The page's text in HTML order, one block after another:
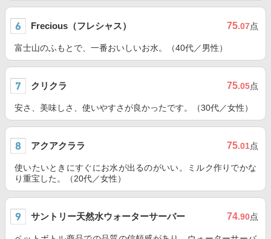
Frecious（フレシャス） 75.07点
富士山のふもとで、一番おいしいお水。（40代／男性）
クリクラ 75.05点
安さ、美味しさ、使いやすさが良かったです。（30代／女性）
アクアクララ 75.01点
使いたいときにすぐにお水が出るのがいい。ミルク作りでかな
り重宝した。（20代／女性）
サントリー天然水ウォーターサーバー 74.90点